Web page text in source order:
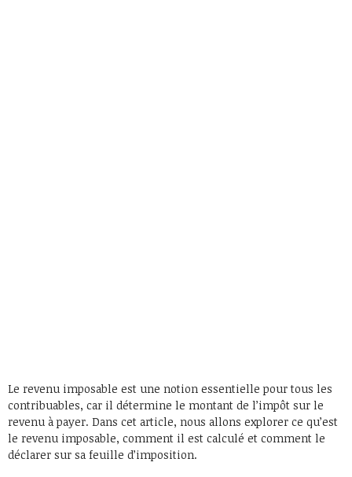
Le revenu imposable est une notion essentielle pour tous les
contribuables, car il détermine le montant de l’impôt sur le
revenu à payer. Dans cet article, nous allons explorer ce qu’est
le revenu imposable, comment il est calculé et comment le
déclarer sur sa feuille d’imposition.